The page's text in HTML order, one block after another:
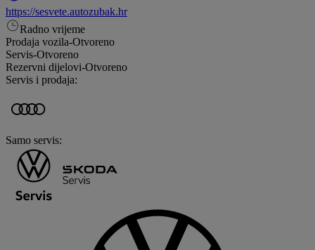
https://sesvete.autozubak.hr
Radno vrijeme
Prodaja vozila-Otvoreno
Servis-Otvoreno
Rezervni dijelovi-Otvoreno
Servis i prodaja:
Samo servis: